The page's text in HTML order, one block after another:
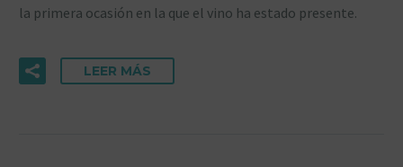
la primera ocasión en la que el vino ha estado presente.
LEER MÁS